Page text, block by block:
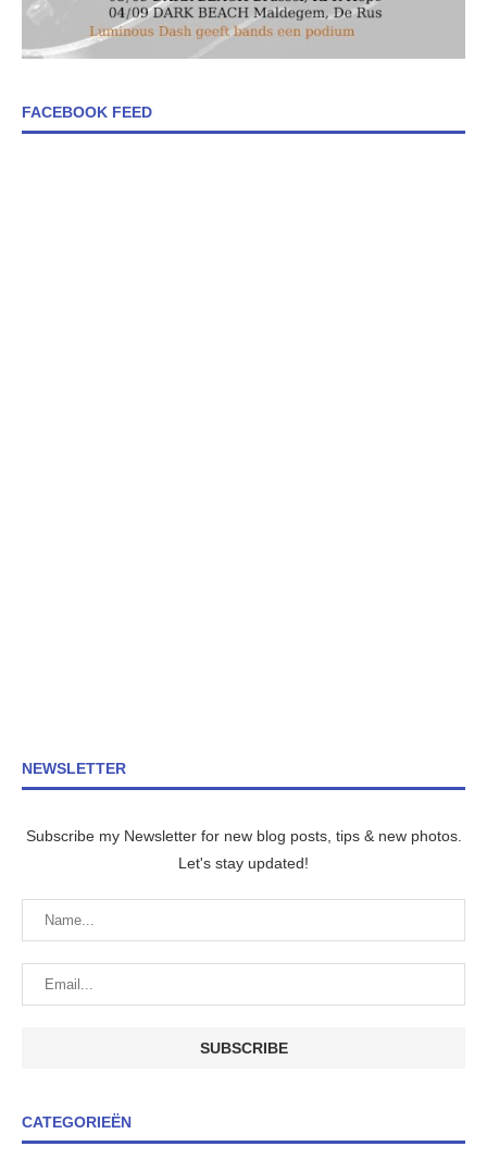
FACEBOOK FEED
NEWSLETTER
Subscribe my Newsletter for new blog posts, tips & new photos.
Let's stay updated!
CATEGORIEËN